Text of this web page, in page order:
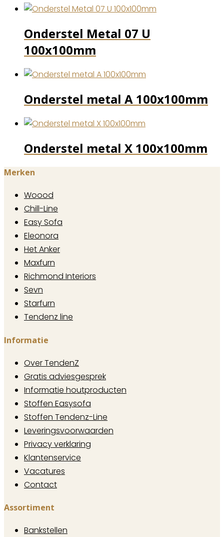
Onderstel Metal 07 U
100x100mm
Onderstel metal A 100x100mm
Onderstel metal X 100x100mm
Merken
Woood
Chill-Line
Easy Sofa
Eleonora
Het Anker
Maxfurn
Richmond Interiors
Sevn
Starfurn
Tendenz line
Informatie
Over TendenZ
Gratis adviesgesprek
Informatie houtproducten
Stoffen Easysofa
Stoffen Tendenz-Line
Leveringsvoorwaarden
Privacy verklaring
Klantenservice
Vacatures
Contact
Assortiment
Bankstellen